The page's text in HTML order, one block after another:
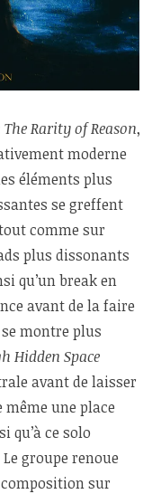
The Rarity of Reason,
moderne
éléments plus
se greffent
comme sur
plus dissonants
qu’un break en
avant de la faire
montre plus
Hidden Space
avant de laisser
une place
qu’à ce solo
groupe renoue
sur